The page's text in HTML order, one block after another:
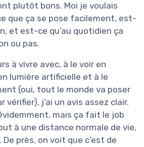
plutôt bons. Moi je voulais
que ça se pose facilement, est-
et est-ce qu’au quotidien ça
ou pas.
à vivre avec, à le voir en
lumière artificielle et à le
(oui, tout le monde va poser
vérifier), j’ai un avis assez clair.
mais ça fait le job
à une distance normale de vie,
près, on voit que c’est de